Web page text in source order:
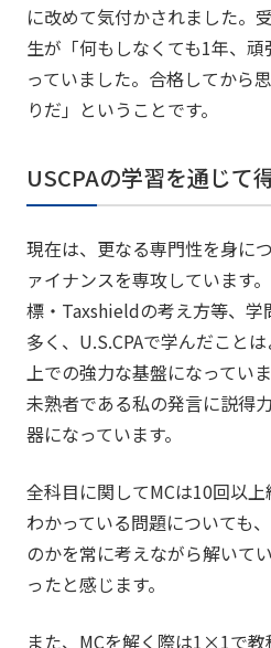
に改めて気付かされました。
生が「何もしなくても1年、
っていました。合格してから
りだ」ということです。
USCPAの学習を通じて
現在は、更なる専門性を身に
ァイナンスを専攻しています
標・Taxshieldの考え方等、学
多く、U.S.CPAで学んだこと
上での強力な基盤になってい
未熟者である私の発言に説得
器になっています。
全科目に関してMCは10回以上
わかっている問題についても
のかを常に考えながら解いて
ったと感じます。
また、MCを解く際は1×1で